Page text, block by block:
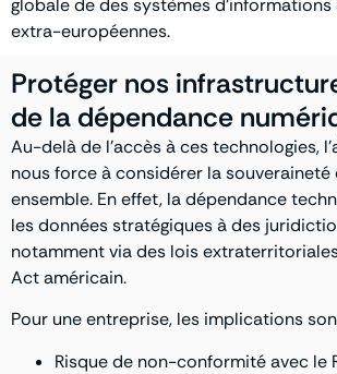
globale de des systèmes
extra-européennes.
Protéger nos
de la dépendance
Au-delà de l’accès à ces technologies,
nous force à considérer la souveraineté
ensemble. En effet, la dépendance
les données stratégiques à des
notamment via des lois
Act américain.
Pour une entreprise, les implications
Risque de non-conformité avec le